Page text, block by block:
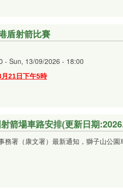
盾射箭比賽
- Sun, 13/09/2026 - 18:00
21日下午5時
箭場車路安排(更新日期
務署（康文署）最新通知，獅子山公